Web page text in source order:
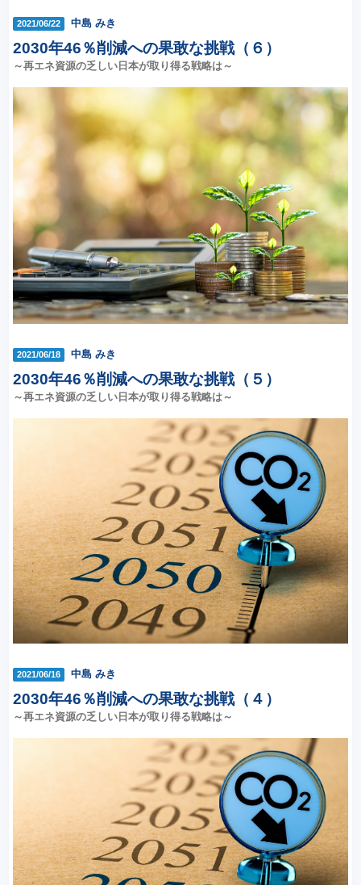
2021/06/22 中島 みき
2030年46％削減への果敢な挑戦（６）
～再エネ資源の乏しい日本が取り得る戦略は～
2021/06/18 中島 みき
2030年46％削減への果敢な挑戦（５）
～再エネ資源の乏しい日本が取り得る戦略は～
2021/06/16 中島 みき
2030年46％削減への果敢な挑戦（４）
～再エネ資源の乏しい日本が取り得る戦略は～